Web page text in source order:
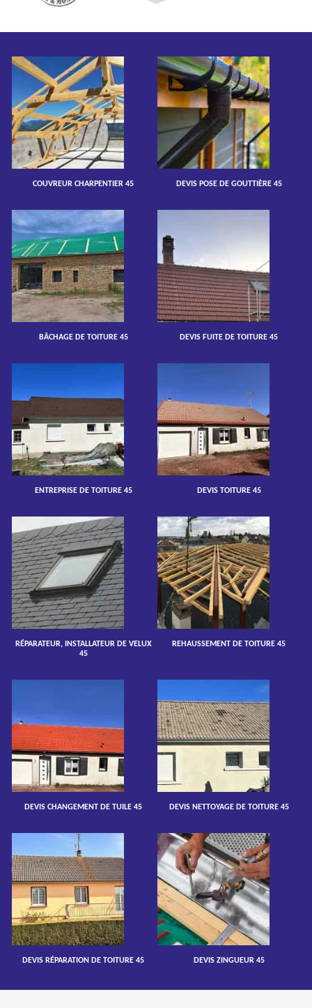
COUVREUR CHARPENTIER 45 DEVIS POSE DE GOUTTIÈRE 45
BÂCHAGE DE TOITURE 45 DEVIS FUITE DE TOITURE 45
ENTREPRISE DE TOITURE 45 DEVIS TOITURE 45
RÉPARATEUR, INSTALLATEUR DE VELUX
45
REHAUSSEMENT DE TOITURE 45
DEVIS CHANGEMENT DE TUILE 45 DEVIS NETTOYAGE DE TOITURE 45
DEVIS RÉPARATION DE TOITURE 45 DEVIS ZINGUEUR 45